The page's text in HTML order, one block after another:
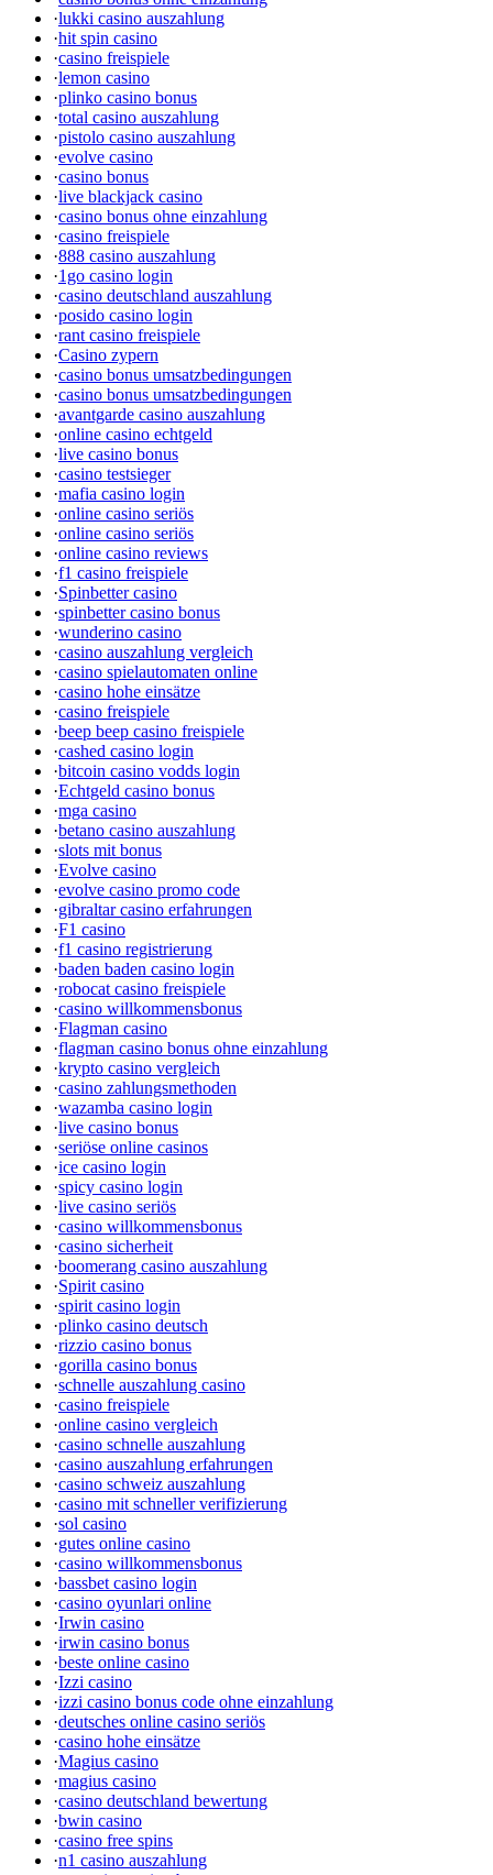
·lukki casino auszahlung
·hit spin casino
·casino freispiele
·lemon casino
·plinko casino bonus
·total casino auszahlung
·pistolo casino auszahlung
·evolve casino
·casino bonus
·live blackjack casino
·casino bonus ohne einzahlung
·casino freispiele
·888 casino auszahlung
·1go casino login
·casino deutschland auszahlung
·posido casino login
·rant casino freispiele
·Casino zypern
·casino bonus umsatzbedingungen
·casino bonus umsatzbedingungen
·avantgarde casino auszahlung
·online casino echtgeld
·live casino bonus
·casino testsieger
·mafia casino login
·online casino seriös
·online casino seriös
·online casino reviews
·f1 casino freispiele
·Spinbetter casino
·spinbetter casino bonus
·wunderino casino
·casino auszahlung vergleich
·casino spielautomaten online
·casino hohe einsätze
·casino freispiele
·beep beep casino freispiele
·cashed casino login
·bitcoin casino vodds login
·Echtgeld casino bonus
·mga casino
·betano casino auszahlung
·slots mit bonus
·Evolve casino
·evolve casino promo code
·gibraltar casino erfahrungen
·F1 casino
·f1 casino registrierung
·baden baden casino login
·robocat casino freispiele
·casino willkommensbonus
·Flagman casino
·flagman casino bonus ohne einzahlung
·krypto casino vergleich
·casino zahlungsmethoden
·wazamba casino login
·live casino bonus
·seriöse online casinos
·ice casino login
·spicy casino login
·live casino seriös
·casino willkommensbonus
·casino sicherheit
·boomerang casino auszahlung
·Spirit casino
·spirit casino login
·plinko casino deutsch
·rizzio casino bonus
·gorilla casino bonus
·schnelle auszahlung casino
·casino freispiele
·online casino vergleich
·casino schnelle auszahlung
·casino auszahlung erfahrungen
·casino schweiz auszahlung
·casino mit schneller verifizierung
·sol casino
·gutes online casino
·casino willkommensbonus
·bassbet casino login
·casino oyunlari online
·Irwin casino
·irwin casino bonus
·beste online casino
·Izzi casino
·izzi casino bonus code ohne einzahlung
·deutsches online casino seriös
·casino hohe einsätze
·Magius casino
·magius casino
·casino deutschland bewertung
·bwin casino
·casino free spins
·n1 casino auszahlung